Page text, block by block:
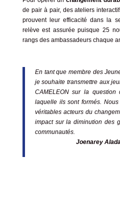
de pair à pair, des ateliers
prouvent leur efficacité dans la
relève est assurée puisque 25
rangs des ambassadeurs chaque
En tant que membre des
je souhaite transmettre aux
CAMELEON sur la question
laquelle ils sont formés.
véritables acteurs du
impact sur la diminution des
communautés.
Joenarey